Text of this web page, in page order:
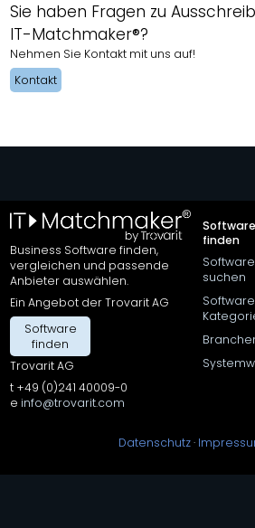
Sie haben Fragen zu
IT-Matchmaker®?
Nehmen Sie Kontakt mit uns auf!
Kontakt
Business Software finden,
vergleichen und passende
Anbieter auswählen.
Ein Angebot der Trovarit AG
Software
finden
Trovarit AG
t +49 (0)241 40009-0
e info@trovarit.com
Software
finden
Software
suchen
Datenschutz·